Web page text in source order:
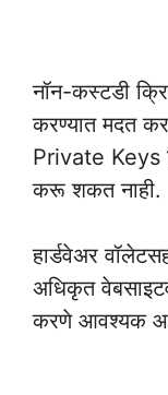
नॉन-कस्टडी
करण्यात मदत
Private Keys
करू शकत नाही.
हार्डवेअर
अधिकृत
करणे आवश्यक